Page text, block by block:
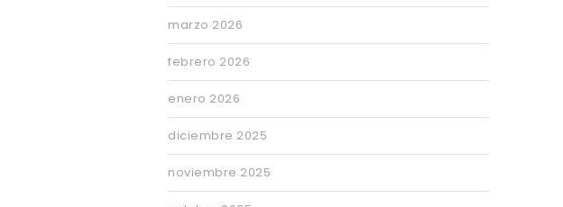
marzo 2026
febrero 2026
enero 2026
diciembre 2025
noviembre 2025